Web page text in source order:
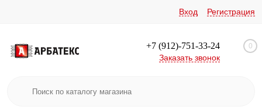
Вход Регистрация
+7 (912)-751-33-24
Заказать звонок
0